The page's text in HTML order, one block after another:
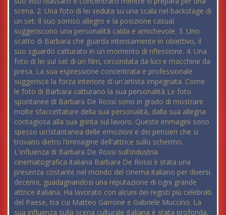
scena. 2. Una foto di lei seduta su una scala nel backstage di
un set. Il suo sorriso allegro e la posizione casual
suggeriscono una personalità calda e amichevole. 3. Uno
scatto di Barbara che guarda intensamente in obiettivo, il
suo sguardo catturato in un momento di riflessione. 4. Una
foto di lei sul set di un film, circondata da luci e macchine da
presa. La sua espressione concentrata e professionale
suggerisce la forza interiore di un'artista impegnata. Come
le foto di Barbara catturano la sua personalità Le foto
spontanee di Barbara De Rossi sono in grado di mostrare
molte sfaccettature della sua personalità, dalla sua allegria
contagiosa alla sua grinta sul lavoro. Queste immagini sono
spesso un'istantanea delle emozioni e dei pensieri che si
trovano dietro l'immagine dell'attrice sullo schermo.
L'influenza di Barbara De Rossi sull'industria
cinematografica italiana Barbara De Rossi è stata una
presenza costante nel mondo del cinema italiano per diversi
decenni, guadagnandosi una reputazione di ogni grande
attrice italiana. Ha lavorato con alcuni dei registi più celebrati
del Paese, tra cui Matteo Garrone e Gabriele Muccino. La
sua influenza sulla scena culturale italiana è stata profonda,